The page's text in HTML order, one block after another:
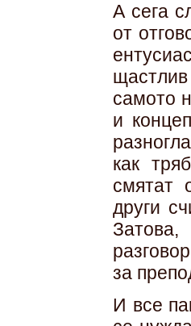
А сега
от
самото
и
как
смятат
други
за
И все